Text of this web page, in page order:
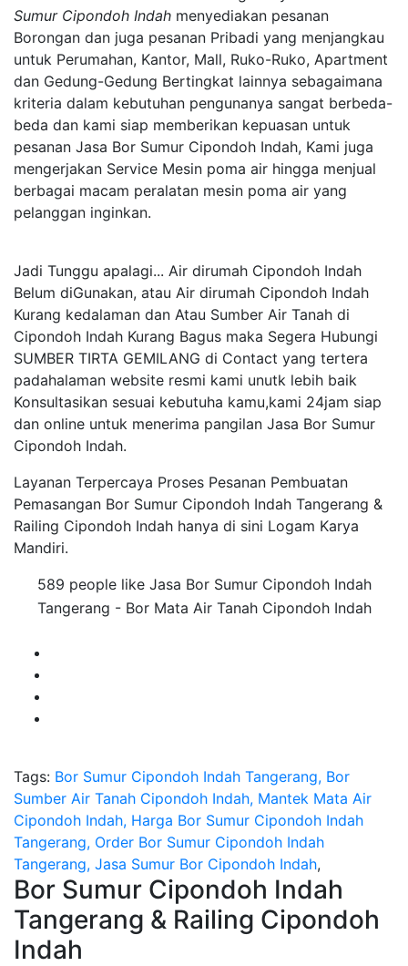
Sumur Cipondoh Indah menyediakan pesanan
Borongan dan juga pesanan Pribadi yang menjangkau
untuk Perumahan, Kantor, Mall, Ruko-Ruko, Apartment
dan Gedung-Gedung Bertingkat lainnya sebagaimana
kriteria dalam kebutuhan pengunanya sangat berbeda-
beda dan kami siap memberikan kepuasan untuk
pesanan Jasa Bor Sumur Cipondoh Indah, Kami juga
mengerjakan Service Mesin poma air hingga menjual
berbagai macam peralatan mesin poma air yang
pelanggan inginkan.
Jadi Tunggu apalagi... Air dirumah Cipondoh Indah
Belum diGunakan, atau Air dirumah Cipondoh Indah
Kurang kedalaman dan Atau Sumber Air Tanah di
Cipondoh Indah Kurang Bagus maka Segera Hubungi
SUMBER TIRTA GEMILANG di Contact yang tertera
padahalaman website resmi kami unutk lebih baik
Konsultasikan sesuai kebutuha kamu,kami 24jam siap
dan online untuk menerima pangilan Jasa Bor Sumur
Cipondoh Indah.
Layanan Terpercaya Proses Pesanan Pembuatan
Pemasangan Bor Sumur Cipondoh Indah Tangerang &
Railing Cipondoh Indah hanya di sini Logam Karya
Mandiri.
589 people like Jasa Bor Sumur Cipondoh Indah
Tangerang - Bor Mata Air Tanah Cipondoh Indah
Tags: Bor Sumur Cipondoh Indah Tangerang, Bor
Sumber Air Tanah Cipondoh Indah, Mantek Mata Air
Cipondoh Indah, Harga Bor Sumur Cipondoh Indah
Tangerang, Order Bor Sumur Cipondoh Indah
Tangerang, Jasa Sumur Bor Cipondoh Indah,
Bor Sumur Cipondoh Indah
Tangerang & Railing Cipondoh
Indah